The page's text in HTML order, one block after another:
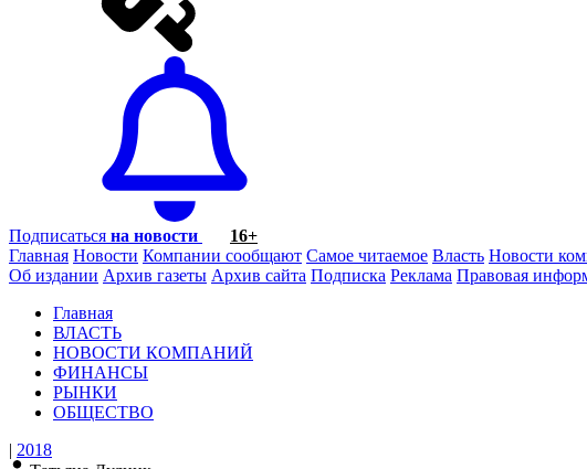
Подписаться на новости
16+
Главная Новости Компании сообщают Самое читаемое Власть Новости
Об издании Архив газеты Архив сайта Подписка Реклама Правовая
Главная
ВЛАСТЬ
НОВОСТИ КОМПАНИЙ
ФИНАНСЫ
РЫНКИ
ОБЩЕСТВО
| 2018